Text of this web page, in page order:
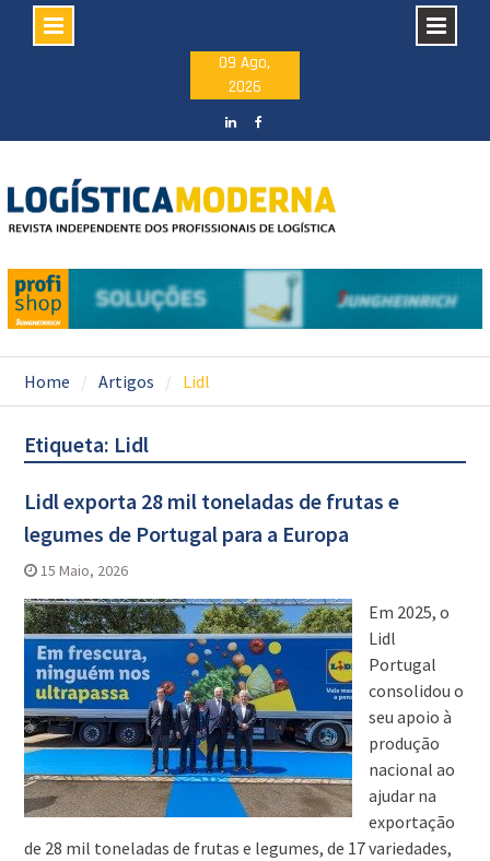
09 Ago,
2026
Home Artigos Lidl
Etiqueta: Lidl
Lidl exporta 28 mil toneladas de frutas e
legumes de Portugal para a Europa
15 Maio, 2026
Em 2025, o
Lidl
Portugal
consolidou o
seu apoio à
produção
nacional ao
ajudar na
exportação
de 28 mil toneladas de frutas e legumes, de 17 variedades,